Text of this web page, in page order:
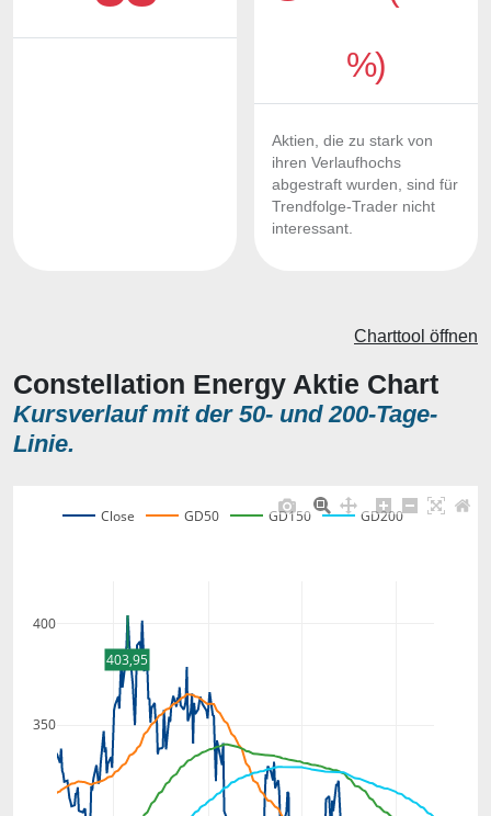
%)
Aktien, die zu stark von
ihren Verlaufhochs
abgestraft wurden, sind für
Trendfolge-Trader nicht
interessant.
Constellation Energy Aktie Chart
Kursverlauf mit der 50- und 200-Tage-
Linie.
Charttool öffnen
350
400
Close GD50 GD150 GD200
403,95